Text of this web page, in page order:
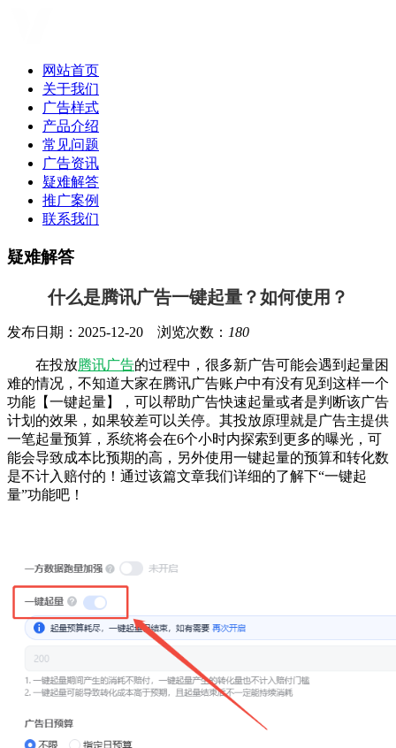
网站首页
关于我们
广告样式
产品介绍
常见问题
广告资讯
疑难解答
推广案例
联系我们
疑难解答
什么是腾讯广告一键起量？如何使用？
发布日期：2025-12-20 浏览次数： 180
在投放腾讯广告的过程中，很多新广告可能会遇到起量困
难的情况，不知道大家在腾讯广告账户中有没有见到这样一个
功能【一键起量】，可以帮助广告快速起量或者是判断该广告
计划的效果，如果较差可以关停。其投放原理就是广告主提供
一笔起量预算，系统将会在6个小时内探索到更多的曝光，可
能会导致成本比预期的高，另外使用一键起量的预算和转化数
是不计入赔付的！通过该篇文章我们详细的了解下“一键起
量”功能吧！